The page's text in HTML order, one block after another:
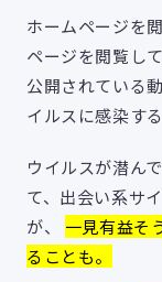
ホームページを
ページを閲覧し
公開されている
イルスに感染す
ウイルスが潜ん
て、出会い系サ
が、 一見有益そ
ることも。